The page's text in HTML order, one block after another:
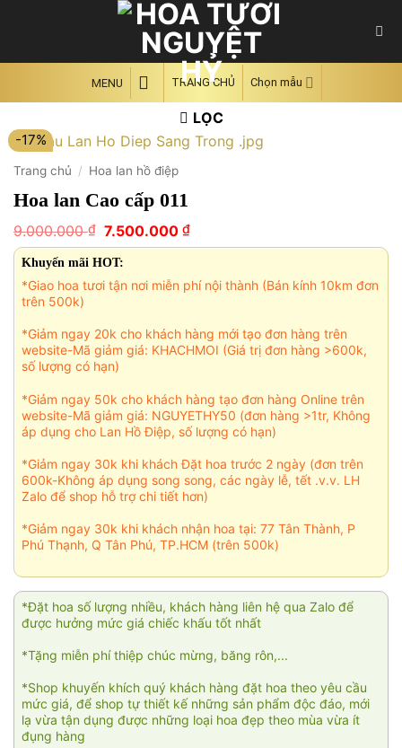
MENU TRANG CHỦ Chọn mẫu
LỌC
-17%
Trang chủ / Hoa lan hồ điệp
Hoa lan Cao cấp 011
9.000.000₫ Giá
gốc
là:
9.000.000 ₫.
7.500.000 ₫Giá
hiện
7.500.000 ₫.
Khuyến mãi HOT:
*Giao hoa tươi tận nơi miễn phí nội thành (Bán kính 10km đơn
trên 500k)
*Giảm ngay 20k cho khách hàng mới tạo đơn hàng trên
website-Mã giảm giá: KHACHMOI (Giá trị đơn hàng >600k,
số lượng có hạn)
*Giảm ngay 50k cho khách hàng tạo đơn hàng Online trên
website-Mã giảm giá: NGUYETHY50 (đơn hàng >1tr, Không
áp dụng cho Lan Hồ Điệp, số lượng có hạn)
*Giảm ngay 30k khi khách Đặt hoa trước 2 ngày (đơn trên
600k-Không áp dụng song song, các ngày lễ, tết .v.v. LH
Zalo để shop hỗ trợ chi tiết hơn)
*Giảm ngay 30k khi khách nhận hoa tại: 77 Tân Thành, P
Phú Thạnh, Q Tân Phú, TP.HCM (trên 500k)
*Đặt hoa số lượng nhiều, khách hàng liên hệ qua Zalo để
được hưởng mức giá chiếc khấu tốt nhất
*Tặng miễn phí thiệp chúc mừng, băng rôn,...
*Shop khuyến khích quý khách hàng đặt hoa theo yêu cầu
mức giá, để shop tự thiết kế những sản phẩm độc đáo, mới
lạ vừa tận dụng được những loại hoa đẹp theo mùa vừa ít
đụng hàng